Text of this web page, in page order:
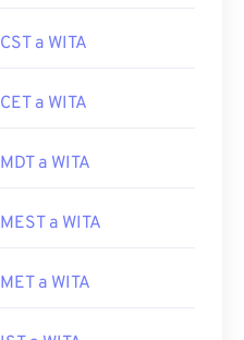
CST a WITA
CET a WITA
MDT a WITA
MEST a WITA
MET a WITA